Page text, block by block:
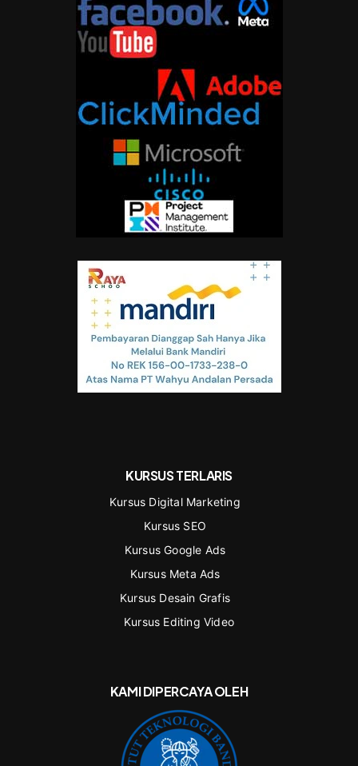
KURSUS TERLARIS
Kursus Digital Marketing
Kursus SEO
Kursus Google Ads
Kursus Meta Ads
Kursus Desain Grafis
Kursus Editing Video
KAMI DIPERCAYA OLEH